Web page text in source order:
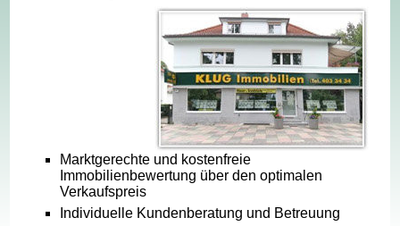
Marktgerechte und kostenfreie
Immobilienbewertung über den optimalen
Verkaufspreis
Individuelle Kundenberatung und Betreuung